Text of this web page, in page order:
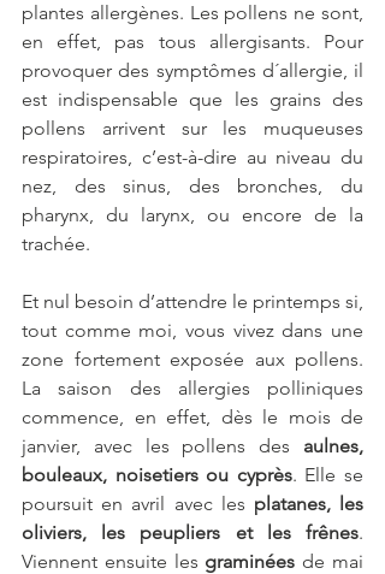
plantes allergènes. Les pollens ne sont,
en effet, pas tous allergisants. Pour
provoquer des symptômes d´allergie, il
est indispensable que les grains des
pollens arrivent sur les muqueuses
respiratoires, c’est-à-dire au niveau du
nez, des sinus, des bronches, du
pharynx, du larynx, ou encore de la
trachée.
Et nul besoin d’attendre le printemps si,
tout comme moi, vous vivez dans une
zone fortement exposée aux pollens.
La saison des allergies polliniques
commence, en effet, dès le mois de
janvier, avec les pollens des aulnes,
bouleaux, noisetiers ou cyprès. Elle se
poursuit en avril avec les platanes, les
oliviers, les peupliers et les frênes.
Viennent ensuite les graminées de mai